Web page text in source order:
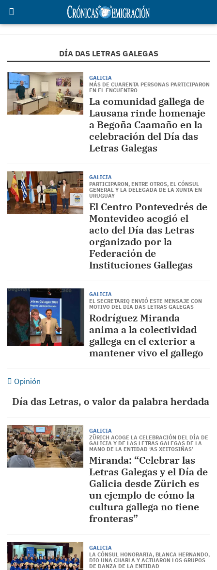
DÍA DAS LETRAS GALEGAS
GALICIA
MÁS DE CUARENTA PERSONAS PARTICIPARON
EN EL ENCUENTRO
La comunidad gallega de
Lausana rinde homenaje
a Begoña Caamaño en la
celebración del Día das
Letras Galegas
GALICIA
PARTICIPARON, ENTRE OTROS, EL CÓNSUL
GENERAL Y LA DELEGADA DE LA XUNTA EN
URUGUAY
El Centro Pontevedrés de
Montevideo acogió el
acto del Día das Letras
organizado por la
Federación de
Instituciones Gallegas
GALICIA
EL SECRETARIO ENVIÓ ESTE MENSAJE CON
MOTIVO DEL DÍA DAS LETRAS GALEGAS
Rodríguez Miranda
anima a la colectividad
gallega en el exterior a
mantener vivo el gallego
Opinión
Día das Letras, o valor da palabra herdada
GALICIA
ZÜRICH ACOGE LA CELEBRACIÓN DEL DÍA DE
GALICIA Y DE LAS LETRAS GALEGAS DE LA
MANO DE LA ENTIDAD ‘AS XEITOSIÑAS’
Miranda: “Celebrar las
Letras Galegas y el Día de
Galicia desde Zürich es
un ejemplo de cómo la
cultura gallega no tiene
fronteras”
GALICIA
LA CÓNSUL HONORARIA, BLANCA HERNANDO,
DIO UNA CHARLA Y ACTUARON LOS GRUPOS
DE DANZA DE LA ENTIDAD